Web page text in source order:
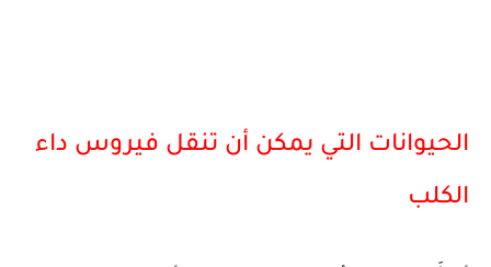
الحيوانات التي يمكن أن تنقل فيروس داء
الكلب